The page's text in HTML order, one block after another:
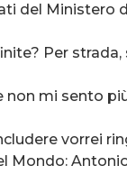
del Ministero
Per
non mi sento
vorrei
Mondo: